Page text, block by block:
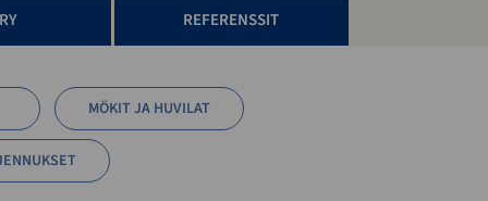
REFERENSSIT
MÖKIT JA HUVILAT